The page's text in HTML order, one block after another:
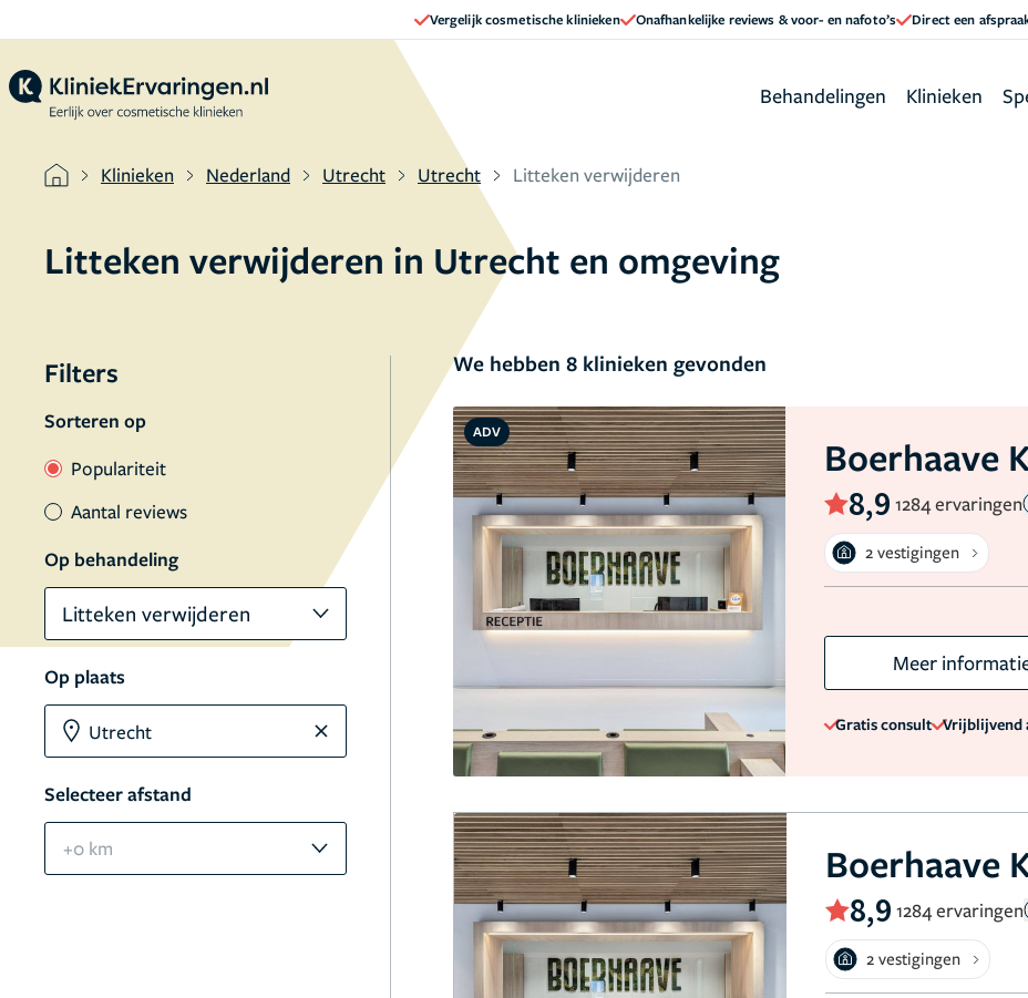
Vergelijk cosmetische klinieken Onafhankelijke reviews & voor- en nafoto’s Direct een
Behandelingen Klinieken
Klinieken Nederland Utrecht Utrecht Litteken verwijderen
Litteken verwijderen in Utrecht en omgeving
Filters
Sorteren op
Populariteit
Aantal reviews
Op behandeling
Litteken verwijderen
Op plaats
Selecteer afstand
+0 km
We hebben 8 klinieken gevonden
ADV
Boerhaave
8,9 1284 ervaringen
2 vestigingen
Meer
Gratis consult Vrijblijvend
Boerhaave
8,9 1284 ervaringen
2 vestigingen